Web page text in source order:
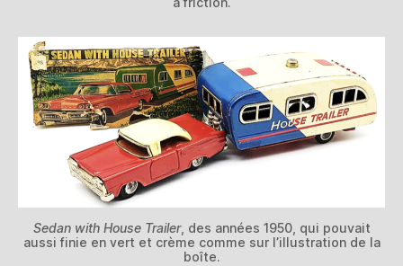
Sedan with House Trailer, des années 1950, qui pouvait
aussi finie en vert et crème comme sur l’illustration de la
boîte.